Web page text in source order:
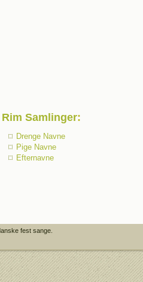
Rim Samlinger:
Drenge Navne
Pige Navne
Efternavne
fest sange.